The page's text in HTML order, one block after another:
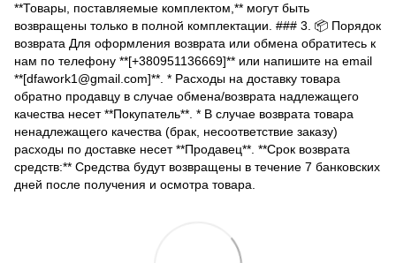
**Товары, поставляемые комплектом,** могут быть
возвращены только в полной комплектации. ### 3. 📦 Порядок
возврата Для оформления возврата или обмена обратитесь к
нам по телефону **[+380951136669]** или напишите на email
**[dfawork1@gmail.com]**. * Расходы на доставку товара
обратно продавцу в случае обмена/возврата надлежащего
качества несет **Покупатель**. * В случае возврата товара
ненадлежащего качества (брак, несоответствие заказу)
расходы по доставке несет **Продавец**. **Срок возврата
средств:** Средства будут возвращены в течение 7 банковских
дней после получения и осмотра товара.